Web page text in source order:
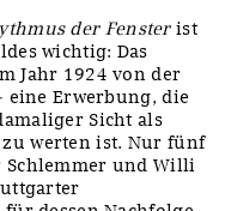
der Fensterist
wichtig: Das
Jahr 1924 von der
eine Erwerbung, die
Sicht als
werten ist. Nur fünf
Schlemmer und Willi